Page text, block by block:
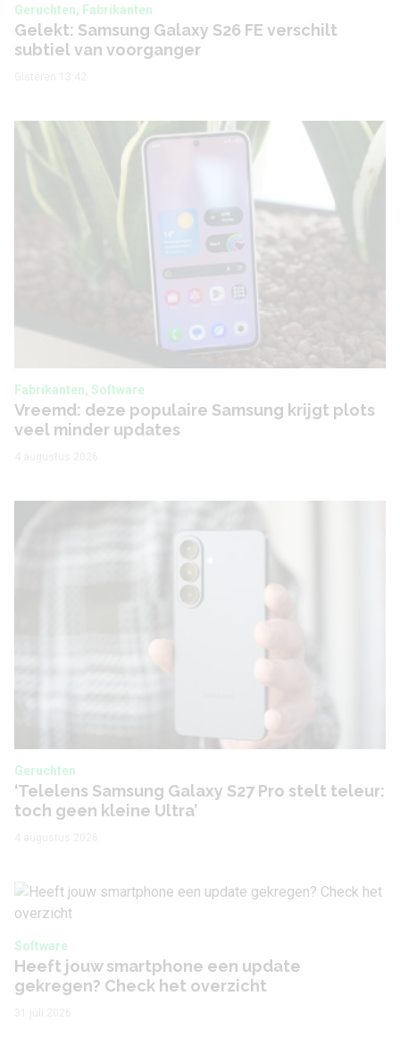
Geruchten, Fabrikanten
Gelekt: Samsung Galaxy S26 FE verschilt
subtiel van voorganger
Fabrikanten, Software
Vreemd: deze populaire Samsung krijgt plots
veel minder updates
Geruchten
‘Telelens Samsung Galaxy S27 Pro stelt teleur:
toch geen kleine Ultra’
Software
Heeft jouw smartphone een update
gekregen? Check het overzicht